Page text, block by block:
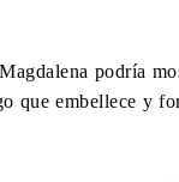
podría
que embellece y